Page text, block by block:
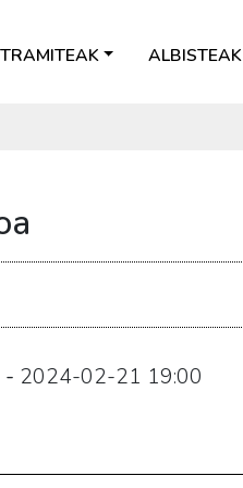
TRAMITEAK ALBISTEAK
- 2024-02-21 19:00